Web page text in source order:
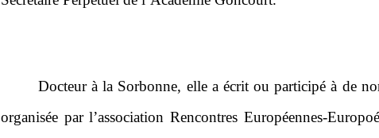
Docteur à la Sorbonne, elle a écrit ou participé à de
organisée par l’association Rencontres Européennes-